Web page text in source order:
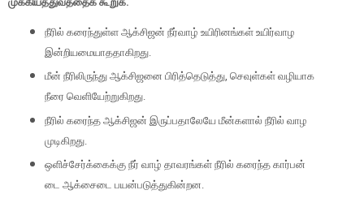
நீரில் கரைந்துள்ள ஆக்சிஜன் நீர்வாழ் உயிரினங்கள் உயிர்வாழ
இன்றியமையாததாகிறது.
மீன் நீரிலிருந்து ஆக்சிஜனை பிரித்தெடுத்து, செவுள்கள் வழியாக
நீரை வெளியேற்றுகிறது.
நீரில் கரைந்த ஆக்சிஜன் இருப்பதாலேயே மீன்களால் நீரில் வாழ
முடிகிறது.
ஒளிச்சேர்க்கைக்கு நீர் வாழ் தாவரங்கள் நீரில் கரைந்த கார்பன்
டை ஆக்சைடை பயன்படுத்துகின்றன.